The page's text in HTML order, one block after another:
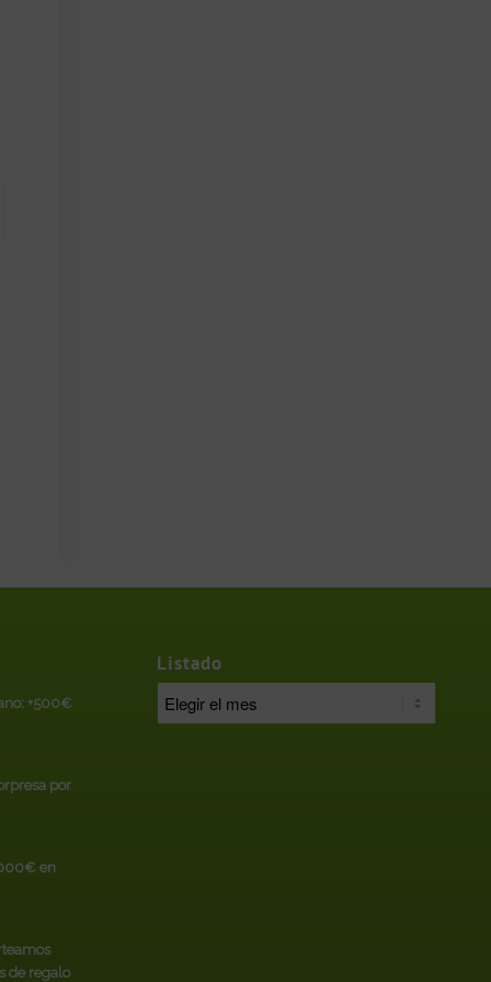
+500€
por
en
de regalo
Listado